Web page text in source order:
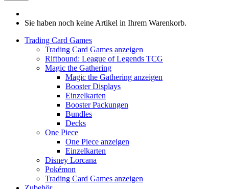
Sie haben noch keine Artikel in Ihrem Warenkorb.
Trading Card Games
Trading Card Games anzeigen
Riftbound: League of Legends TCG
Magic the Gathering
Magic the Gathering anzeigen
Booster Displays
Einzelkarten
Booster Packungen
Bundles
Decks
One Piece
One Piece anzeigen
Einzelkarten
Disney Lorcana
Pokémon
Trading Card Games anzeigen